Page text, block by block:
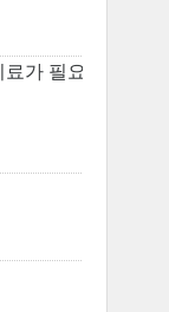
가 필요할